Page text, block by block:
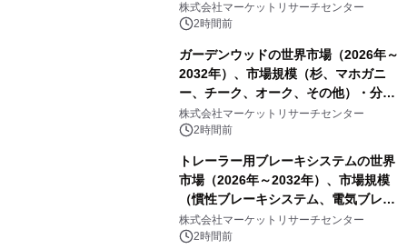
株式会社マーケットリサーチセンター
2時間前
ガーデンウッドの世界市場（2026年～
2032年）、市場規模（杉、マホガニ
ー、チーク、オーク、その他）・分析
レポートを発表
株式会社マーケットリサーチセンター
2時間前
トレーラー用ブレーキシステムの世界
市場（2026年～2032年）、市場規模
（慣性ブレーキシステム、電気ブレー
キシステム、その他）・分析レポート
を発表
株式会社マーケットリサーチセンター
2時間前